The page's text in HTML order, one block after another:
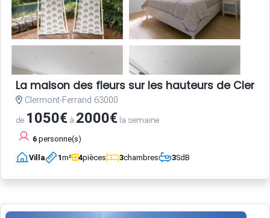
La maison des fleurs sur les hauteurs de
Clermont-Ferrand 63000
de 1050€ à 2000€ la semaine
6 personne(s)
Villa 1m² 4pièces 3chambres 3SdB